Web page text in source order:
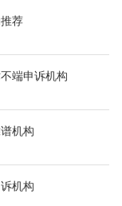
荐
端申诉机构
机构
机构